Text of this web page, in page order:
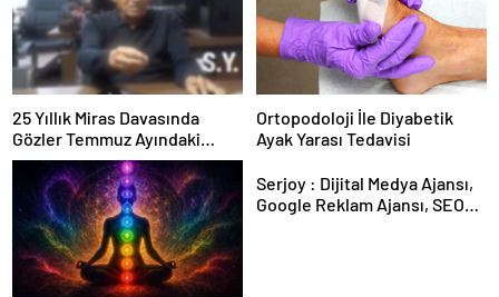
25 Yıllık Miras Davasında
Gözler Temmuz Ayındaki
Karar Duruşmasına Çevrildi
Ortopodoloji İle Diyabetik
Ayak Yarası Tedavisi
Serjoy : Dijital Medya Ajansı,
Google Reklam Ajansı, SEO